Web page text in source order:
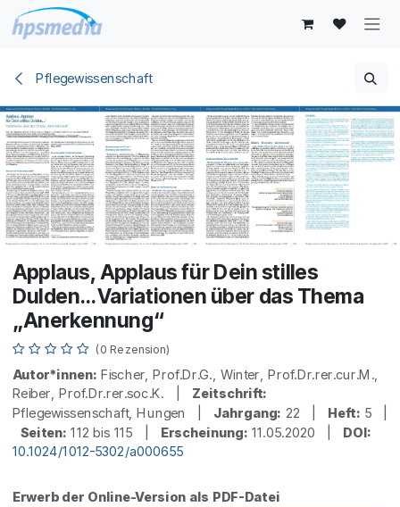
Zum Inhalt springen
Pflegewissenschaft
Applaus, Applaus für Dein stilles
Dulden… Variationen über das Thema
„Anerkennung“
(0 Rezension)
Autor*innen: Fischer, Prof.Dr.G., Winter, Prof.Dr.rer.cur.M.,
Reiber, Prof.Dr.rer.soc.K. | Zeitschrift:
Pflegewissenschaft, Hungen | Jahrgang: 22 | Heft: 5 |
Seiten: 112 bis 115 | Erscheinung: 11.05.2020 | DOI:
10.1024/1012-5302/a000655
Erwerb der Online-Version als PDF-Datei